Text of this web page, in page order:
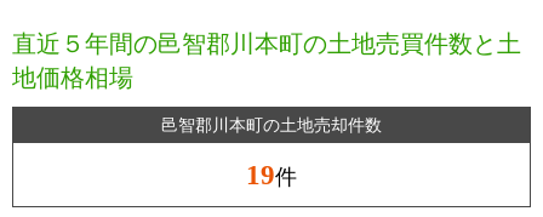
直近５年間の邑智郡川本町の土地売買件数と土
地価格相場
邑智郡川本町の土地売却件数
19件